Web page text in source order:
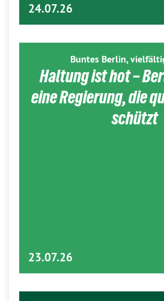
24.07.26
Buntes Berlin,
Haltung ist hot –
eine Regierung, die
schützt
23.07.26